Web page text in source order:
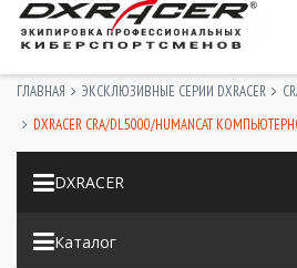
DXRACER
ГЛАВНАЯ ЭКСКЛЮЗИВНЫЕ СЕРИИ DXRACER
DXRACER CRA/DL5000/HUMANCAT
Каталог